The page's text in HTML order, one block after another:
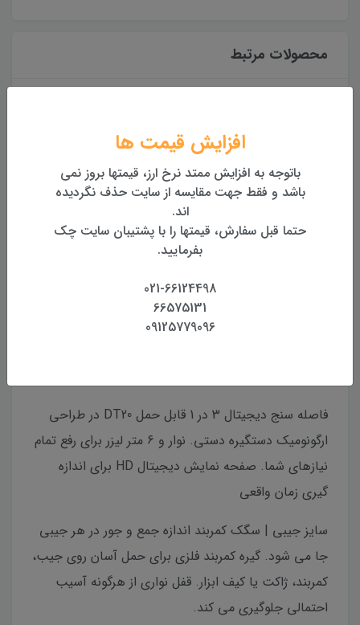
محصولات مرتبط
متر لیزری لایکا Leica X4
فاصله سنج دیجیتال 3 در 1 قابل حمل DT20 در طراحی
ارگونومیک دستگیره دستی. نوار و 6 متر لیزر برای رفع تمام
نیازهای شما. صفحه نمایش دیجیتال HD برای اندازه
گیری زمان واقعی
سایز جیبی | سگک کمربند اندازه جمع و جور در هر جیبی
جا می شود. گیره کمربند فلزی برای حمل آسان روی جیب،
کمربند، ژاکت یا کیف ابزار. قفل نواری از هرگونه آسیب
احتمالی جلوگیری می کند.
افزایش قیمت ها
باتوجه به افزایش ممتد نرخ ارز، قیمتها بروز نمی
باشد و فقط جهت مقایسه از سایت حذف نگردیده
اند.
حتما قبل سفارش، قیمتها را با پشتیبان سایت چک
بفرمایید.
021-66124498
66575131
09125779096